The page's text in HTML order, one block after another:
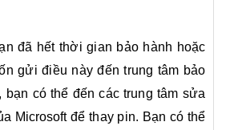
đã hết thời gian bảo hành hoặc
gửi điều này đến trung tâm bảo
bạn có thể đến các trung tâm sửa
Microsoft để thay pin. Bạn có thể